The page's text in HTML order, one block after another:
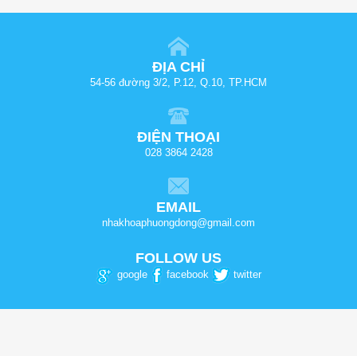
ĐỊA CHỈ
54-56 đường 3/2, P.12, Q.10, TP.HCM
ĐIỆN THOẠI
028 3864 2428
EMAIL
nhakhoaphuongdong@gmail.com
FOLLOW US
google facebook twitter